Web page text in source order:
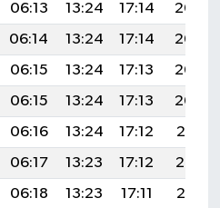
06:13 13:24 17:14
20:26
06:14 13:24 17:14
20:25
06:15 13:24 17:13
20:23
06:15 13:24 17:13
20:22
06:16 13:24 17:12
20:21
06:17 13:23 17:12
20:19
06:18 13:23 17:11
20:18